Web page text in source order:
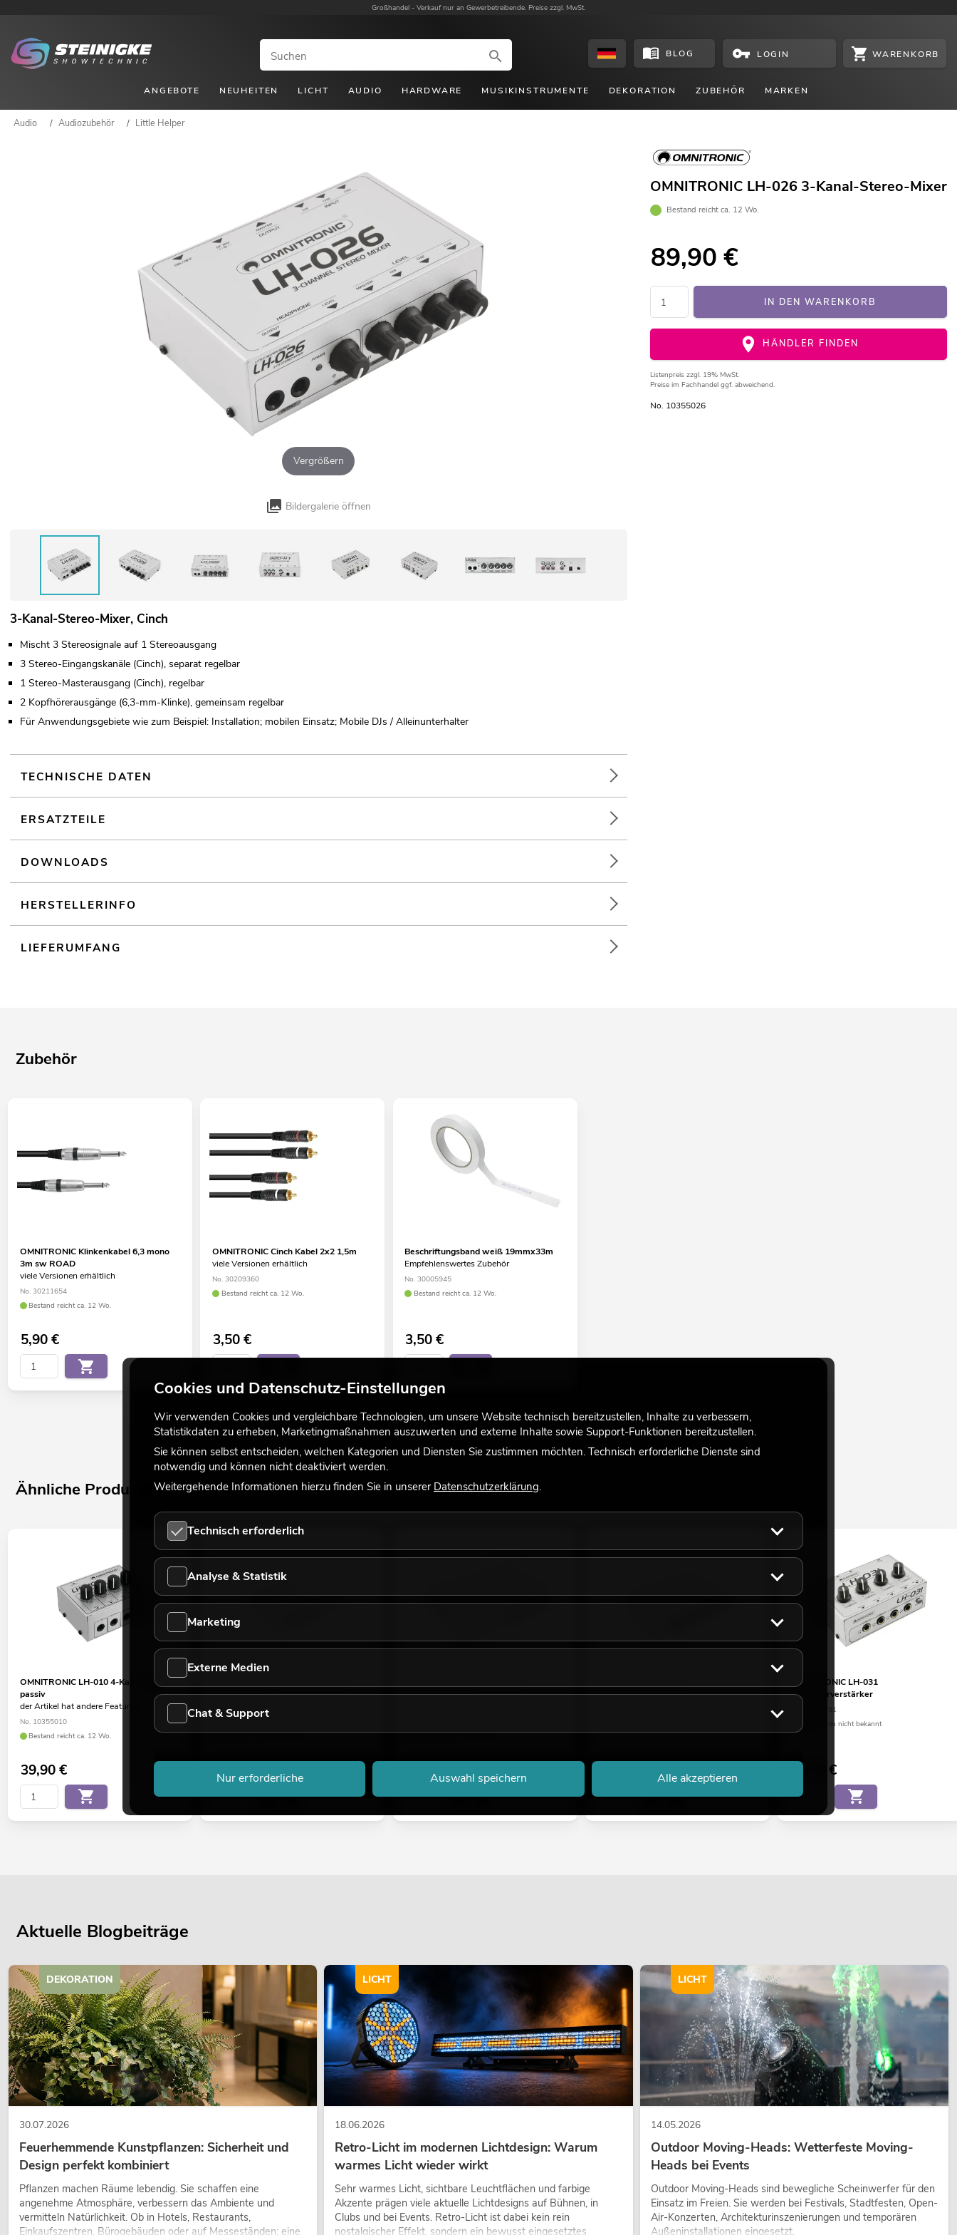
Großhandel - Verkauf nur an Gewerbetreibende. Preise zzgl. MwSt.
BLOG LOGIN WARENKORB
ANGEBOTE NEUHEITEN LICHT AUDIO HARDWARE MUSIKINSTRUMENTE DEKORATION ZUBEHÖR MARKEN
Audio / Audiozubehör / Little Helper
Vergrößern
Bildergalerie öffnen
OMNITRONIC LH-026 3-Kanal-Stereo-Mixer
Bestand reicht ca. 12 Wo.
89,90 €
IN DEN WARENKORB
HÄNDLER FINDEN
Listenpreis zzgl. 19% MwSt.
Preise im Fachhandel ggf. abweichend.
No. 10355026
3-Kanal-Stereo-Mixer, Cinch
Mischt 3 Stereosignale auf 1 Stereoausgang
3 Stereo-Eingangskanäle (Cinch), separat regelbar
1 Stereo-Masterausgang (Cinch), regelbar
2 Kopfhörerausgänge (6,3-mm-Klinke), gemeinsam regelbar
Für Anwendungsgebiete wie zum Beispiel: Installation; mobilen Einsatz; Mobile DJs / Alleinunterhalter
TECHNISCHE DATEN
ERSATZTEILE
DOWNLOADS
HERSTELLERINFO
LIEFERUMFANG
Zubehör
OMNITRONIC Klinkenkabel 6,3 mono
3m sw ROAD
viele Versionen erhältlich
No. 30211654
Bestand reicht ca. 12 Wo.
5,90€
OMNITRONIC Cinch Kabel 2x2 1,5m
viele Versionen erhältlich
No. 30209360
Bestand reicht ca. 12 Wo.
3,50€
Beschriftungsband weiß 19mmx33m
Empfehlenswertes Zubehör
No. 30005945
Bestand reicht ca. 12 Wo.
3,50€
Ähnliche Produkte
OMNITRONIC LH-010 4-Kanal-Mixer
passiv
der Artikel hat andere Features
No. 10355010
Bestand reicht ca. 12 Wo.
39,90€
Line-Mixer
No. 10355015
Bestand reicht ca. 12 Wo.
59,00€
Mikrofonmixer
Bestand reicht ca. 12 Wo.
119,00
Kopfhörerverstärker
OMNITRONIC LH-031
Kopfhörerverstärker
No. 10355031
Liefertermin nicht bekannt
59,90 €
Aktuelle Blogbeiträge
30.07.2026
Feuerhemmende Kunstpflanzen: Sicherheit und
Design perfekt kombiniert
Pflanzen machen Räume lebendig. Sie schaffen eine
angenehme Atmosphäre, verbessern das Ambiente und
vermitteln Natürlichkeit. Ob in Hotels, Restaurants,
Einkaufszentren, Bürogebäuden oder auf Messeständen: eine
DEKORATION
18.06.2026
Retro-Licht im modernen Lichtdesign: Warum
warmes Licht wieder wirkt
Sehr warmes Licht, sichtbare Leuchtflächen und farbige
Akzente prägen viele aktuelle Lichtdesigns auf Bühnen, in
Clubs und bei Events. Retro-Licht ist dabei kein rein
nostalgischer Effekt, sondern ein bewusst eingesetztes
LICHT
14.05.2026
Outdoor Moving-Heads: Wetterfeste Moving-
Heads bei Events
Outdoor Moving-Heads sind bewegliche Scheinwerfer für den
Einsatz im Freien. Sie werden bei Festivals, Stadtfesten, Open-
Air-Konzerten, Architekturinszenierungen und temporären
Außeninstallationen eingesetzt.
LICHT
Cookies und Datenschutz-Einstellungen
Wir verwenden Cookies und vergleichbare Technologien, um unsere Website technisch bereitzustellen, Inhalte zu verbessern,
Statistikdaten zu erheben, Marketingmaßnahmen auszuwerten und externe Inhalte sowie Support-Funktionen bereitzustellen.
Sie können selbst entscheiden, welchen Kategorien und Diensten Sie zustimmen möchten. Technisch erforderliche Dienste sind
notwendig und können nicht deaktiviert werden.
Weitergehende Informationen hierzu finden Sie in unserer Datenschutzerklärung.
Technisch erforderlich
Analyse & Statistik
Marketing
Externe Medien
Chat & Support
Nur erforderliche Auswahl speichern Alle akzeptieren